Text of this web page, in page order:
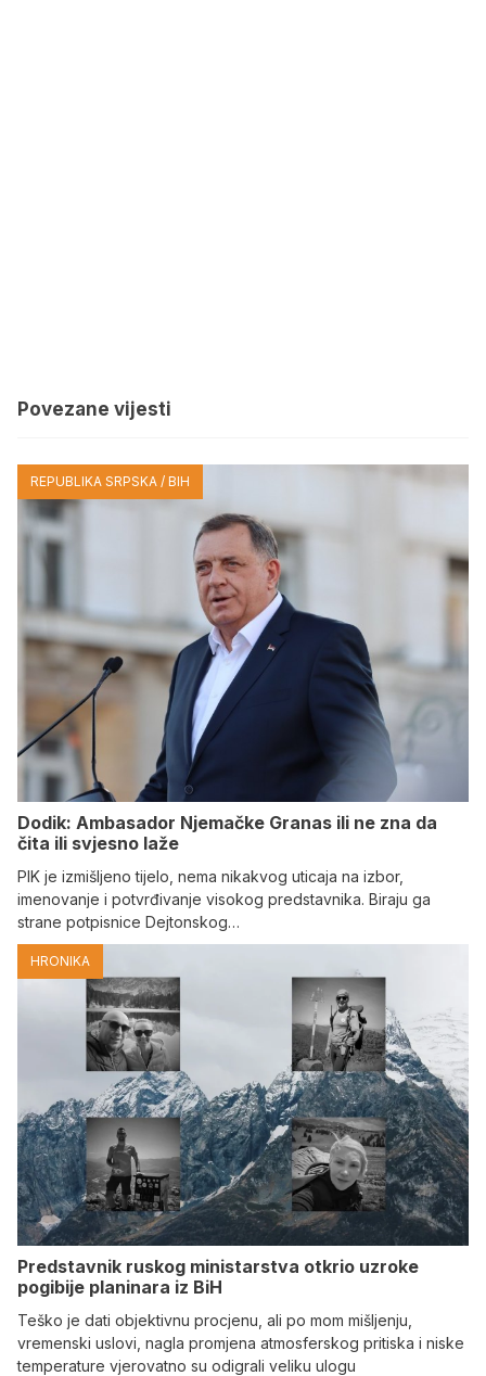
Povezane vijesti
REPUBLIKA SRPSKA / BIH
Dodik: Ambasador Njemačke Granas ili ne zna da
čita ili svjesno laže
PIK je izmišljeno tijelo, nema nikakvog uticaja na izbor,
imenovanje i potvrđivanje visokog predstavnika. Biraju ga
strane potpisnice Dejtonskog…
HRONIKA
Predstavnik ruskog ministarstva otkrio uzroke
pogibije planinara iz BiH
Teško je dati objektivnu procjenu, ali po mom mišljenju,
vremenski uslovi, nagla promjena atmosferskog pritiska i niske
temperature vjerovatno su odigrali veliku ulogu